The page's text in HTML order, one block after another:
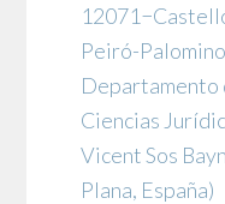
Peiró-
Departamento
Ciencias
Vicent Sos
Plana, España)